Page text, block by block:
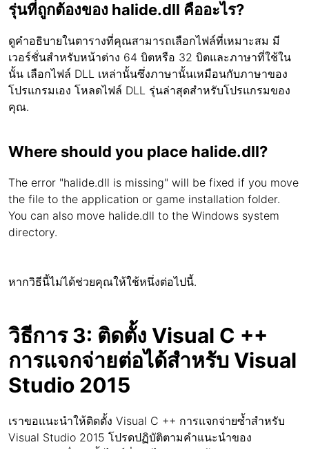
รุ่นที่ถูกต้องของ halide.dll คืออะไร?
ดูคำอธิบายในตารางที่คุณสามารถเลือกไฟล์ที่เหมาะสม มี
เวอร์ชั่นสำหรับหน้าต่าง 64 บิตหรือ 32 บิตและภาษาที่ใช้ใน
นั้น เลือกไฟล์ DLL เหล่านั้นซึ่งภาษานั้นเหมือนกับภาษาของ
โปรแกรมเอง โหลดไฟล์ DLL รุ่นล่าสุดสำหรับโปรแกรมของ
คุณ.
Where should you place halide.dll?
The error "halide.dll is missing" will be fixed if you move
the file to the application or game installation folder.
You can also move halide.dll to the Windows system
directory.
หากวิธีนี้ไม่ได้ช่วยคุณให้ใช้หนึ่งต่อไปนี้.
วิธีการ 3: ติดตั้ง Visual C ++
การแจกจ่ายต่อได้สำหรับ Visual
Studio 2015
เราขอแนะนำให้ติดตั้ง Visual C ++ การแจกจ่ายซ้ำสำหรับ
Visual Studio 2015 โปรดปฏิบัติตามคำแนะนำของ